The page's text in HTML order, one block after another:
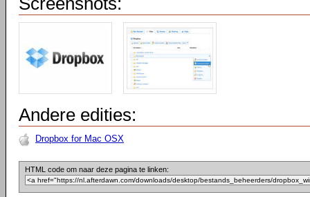
Andere edities:
Dropbox for Mac OSX
HTML code om naar deze pagina te linken: